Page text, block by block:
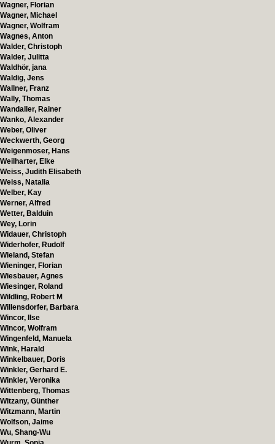
Wagner, Florian
Wagner, Michael
Wagner, Wolfram
Wagnes, Anton
Walder, Christoph
Walder, Julitta
Waldhör, jana
Waldig, Jens
Wallner, Franz
Wally, Thomas
Wandaller, Rainer
Wanko, Alexander
Weber, Oliver
Weckwerth, Georg
Weigenmoser, Hans
Weilharter, Elke
Weiss, Judith Elisabeth
Weiss, Natalia
Welber, Kay
Werner, Alfred
Wetter, Balduin
Wey, Lorin
Widauer, Christoph
Widerhofer, Rudolf
Wieland, Stefan
Wieninger, Florian
Wiesbauer, Agnes
Wiesinger, Roland
Wildling, Robert M
Willensdorfer, Barbara
Wincor, Ilse
Wincor, Wolfram
Wingenfeld, Manuela
Wink, Harald
Winkelbauer, Doris
Winkler, Gerhard E.
Winkler, Veronika
Wittenberg, Thomas
Witzany, Günther
Witzmann, Martin
Wolfson, Jaime
Wu, Shang-Wu